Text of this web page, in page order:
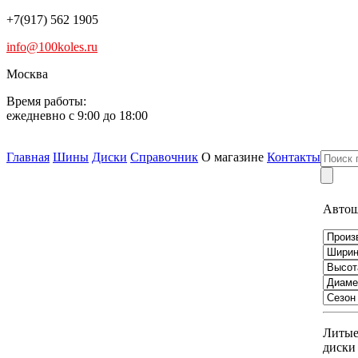
+7(917) 562 1905
info@100koles.ru
Москва
Время работы:
ежедневно с 9:00 до 18:00
Главная Шины Диски Справочник О магазине Контакты
Литые
диски